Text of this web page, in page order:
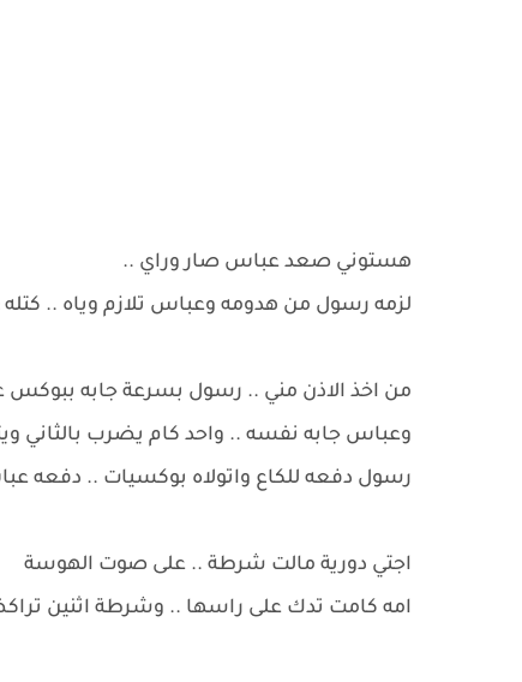
هستوني صعد عباس صار وراي ..
لزمه رسول من هدومه وعباس تلازم وياه ..
من اخذ الاذن مني .. رسول بسرعة جابه ببوكس
وعباس جابه نفسه .. واحد كام يضرب
رسول دفعه للكاع واتولاه بوكسيات .. دفعه
اجتي دورية مالت شرطة .. على صوت الهوسة
امه كامت تدك على راسها .. وشرطة اثنين